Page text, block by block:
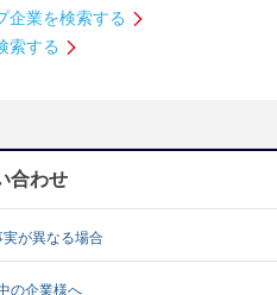
生】
会を探す
インターンを探す
お役立ち記事・相談室など
企業を検索する
索する
合わせ
が異なる場合
の企業様へ